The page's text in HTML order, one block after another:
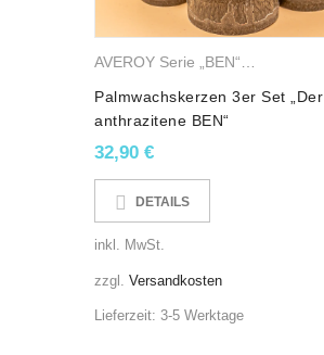
Wachskerzen,Stumpenkerzen
Palmwachskerzen 3er Set „Der
anthrazitene BEN“
32,90 €
DETAILS
inkl. MwSt.
zzgl. Versandkosten
Lieferzeit: 3-5 Werktage